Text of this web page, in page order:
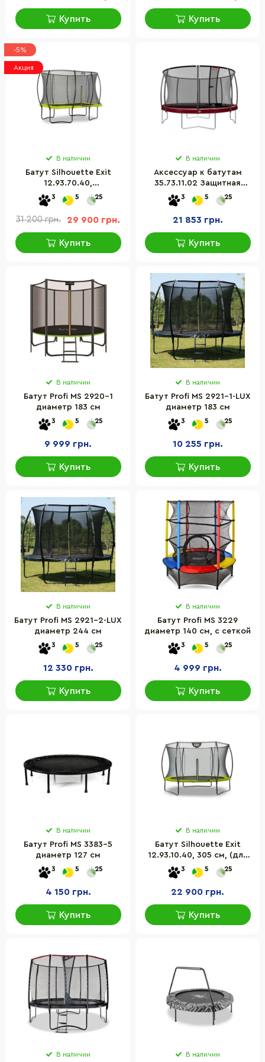
Купить Купить
-5%
Акция
В наличии
Батут Silhouette Exit
12.93.70.40,
прямоугольный, 214x305
см (для детей и взрослых
на вес 150 кг)
3 5 25
31 200 грн. 29 900 грн.
Купить
В наличии
Аксессуар к батутам
35.73.11.02 Защитная
сетка Safety net T-series
330 (11ft)
3 5 25
21 853 грн.
Купить
В наличии
Батут Profi MS 2920-1
диаметр 183 см
3 5 25
9 999 грн.
Купить
В наличии
Батут Profi MS 2921-1-LUX
диаметр 183 см
3 5 25
10 255 грн.
Купить
В наличии
Батут Profi MS 2921-2-LUX
диаметр 244 см
3 5 25
12 330 грн.
Купить
В наличии
Батут Profi MS 3229
диаметр 140 см, с сеткой
3 5 25
4 999 грн.
Купить
В наличии
Батут Profi MS 3383-5
диаметр 127 см
3 5 25
4 150 грн.
Купить
В наличии
Батут Silhouette Exit
12.93.10.40, 305 см, (для
фитнеса, джампинга, для
детей, спортивный )
3 5 25
22 900 грн.
Купить
В наличии В наличии